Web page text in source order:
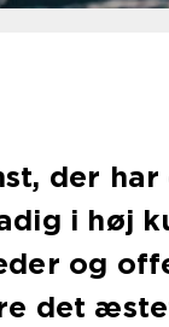
der
i høj
og
det